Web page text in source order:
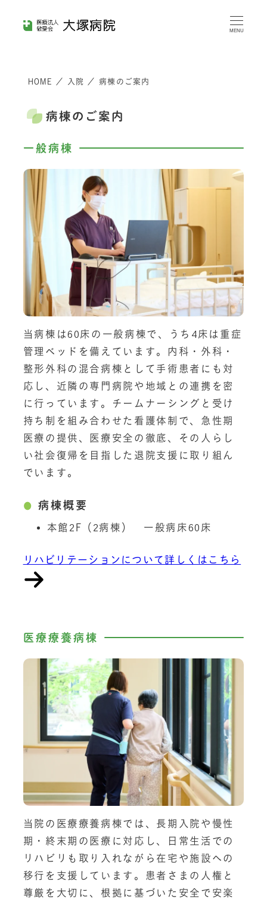
MENU
HOME ／ 入院 ／ 病棟のご案内
病棟のご案内
一般病棟
当病棟は60床の一般病棟で、うち4床は重症
管理ベッドを備えています。内科・外科・
整形外科の混合病棟として手術患者にも対
応し、近隣の専門病院や地域との連携を密
に行っています。チームナーシングと受け
持ち制を組み合わせた看護体制で、急性期
医療の提供、医療安全の徹底、その人らし
い社会復帰を目指した退院支援に取り組ん
でいます。
病棟概要
本館2F（2病棟） 一般病床60床
リハビリテーションについて詳しくはこちら
医療療養病棟
当院の医療療養病棟では、長期入院や慢性
期・終末期の医療に対応し、日常生活での
リハビリも取り入れながら在宅や施設への
移行を支援しています。患者さまの人権と
尊厳を大切に、根拠に基づいた安全で安楽